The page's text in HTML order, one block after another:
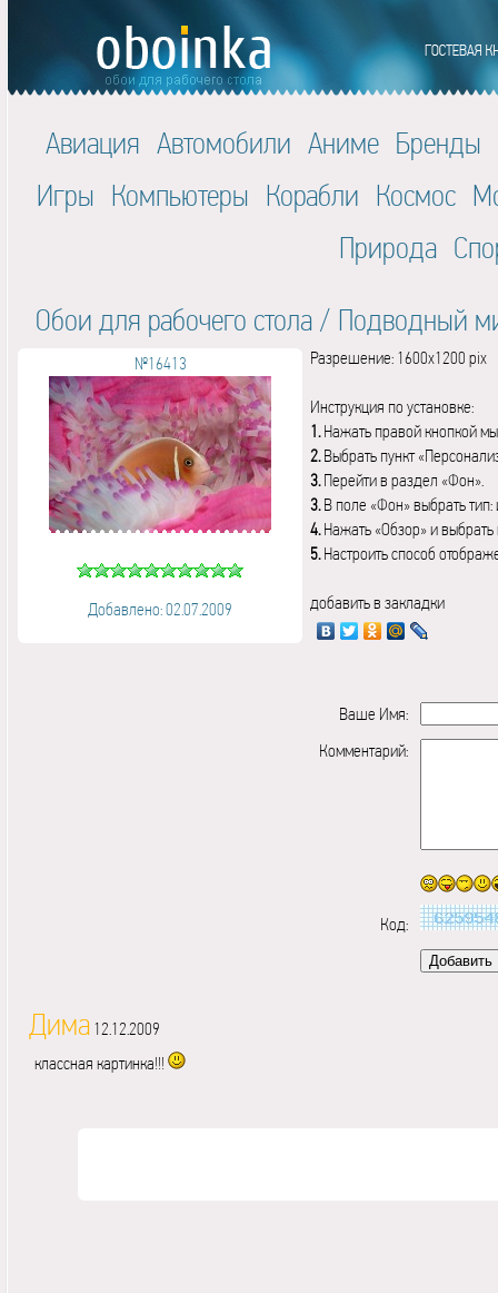
Авиация Автомобили Аниме Бренды
Игры Компьютеры Корабли Космос
Природа
Обои для рабочего стола / Подводный
№16413
Добавлено: 02.07.2009
Разрешение: 1600x1200 pix
Инструкция по установке:
1.Нажать правой кнопкой
2.Выбрать пункт
3.Перейти в раздел «Фон».
3.В поле «Фон» выбрать
4.Нажать «Обзор» и выбрать
5.Настроить способ
добавить в закладки
Ваше Имя:
Комментарий:
Код:
Дима 12.12.2009
классная картинка!!!